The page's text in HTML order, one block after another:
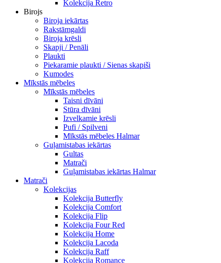
Kolekcija Retro
Birojs
Biroja iekārtas
Rakstāmgaldi
Biroja krēsli
Skapji / Penāli
Plaukti
Piekaramie plaukti / Sienas skapiši
Kumodes
Mīkstās mēbeles
Mīkstās mēbeles
Taisni dīvāni
Stūra dīvāni
Izvelkamie krēsli
Pufi / Spilveni
Mīkstās mēbeles Halmar
Guļamistabas iekārtas
Gultas
Matrači
Guļamistabas iekārtas Halmar
Matrači
Kolekcijas
Kolekcija Butterfly
Kolekcija Comfort
Kolekcija Flip
Kolekcija Four Red
Kolekcija Home
Kolekcija Lacoda
Kolekcija Raff
Kolekcija Romance